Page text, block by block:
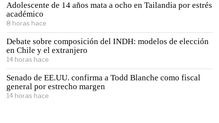
Adolescente de 14 años mata a ocho en Tailandia por estrés
académico
8 horas hace
Debate sobre composición del INDH: modelos de elección
en Chile y el extranjero
14 horas hace
Senado de EE.UU. confirma a Todd Blanche como fiscal
general por estrecho margen
14 horas hace